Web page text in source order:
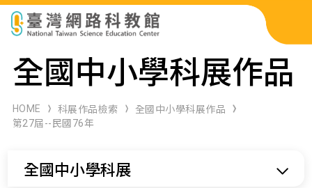
科展作品檢索
科學研習月刊
全國中小學科展作品
HOME 科展作品檢索
全國中小學科展作品
第27屆--民國76年
全國中小學科展